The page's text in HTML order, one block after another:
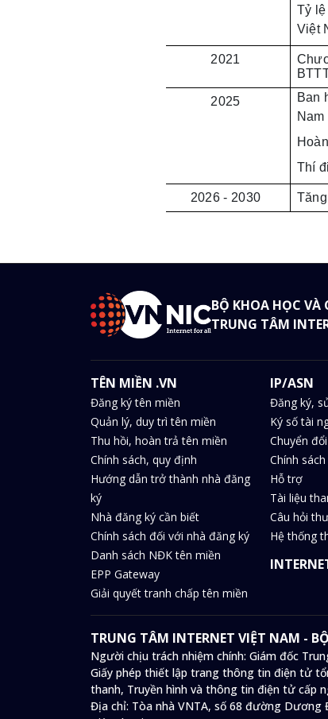
Tỷ
Việt
2021
2025
Ban
Thí
2026 - 2030
BỘ KHOA HỌC VÀ
TRUNG TÂM
TÊN MIỀN .VN
Đăng ký tên miền
Quản lý, duy trì tên miền
Thu hồi, hoàn trả tên miền
Chính sách, quy định
Hướng dẫn trở thành nhà đăng
ký
Nhà đăng ký cần biết
Chính sách đối với nhà đăng ký
Danh sách NĐK tên miền
EPP Gateway
Giải quyết tranh chấp tên miền
IP/ASN
Đăng ký,
Ký số tài
Chuyển
Chính
Hỗ trợ
Tài liệu
Câu hỏi
Hệ thống
TRUNG TÂM INTERNET VIỆT NAM -
Người chịu trách nhiệm chính: Giám đốc
Giấy phép thiết lập trang thông tin điện tử
thanh, Truyền hình và thông tin điện tử cấp
Địa chỉ: Tòa nhà VNTA, số 68 đường Dương